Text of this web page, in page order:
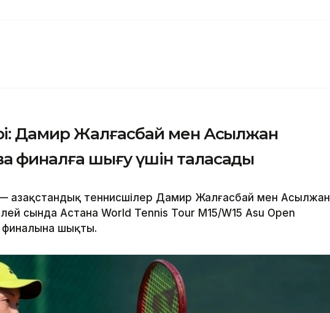
Дамир Жалғасбай мен Асылжан
финалға шығу үшін таласады
Қазақстандық теннисшілер Дамир Жалғасбай мен Асылжан
сында Астана World Tennis Tour M15/W15 Asu Open
финалына шықты.